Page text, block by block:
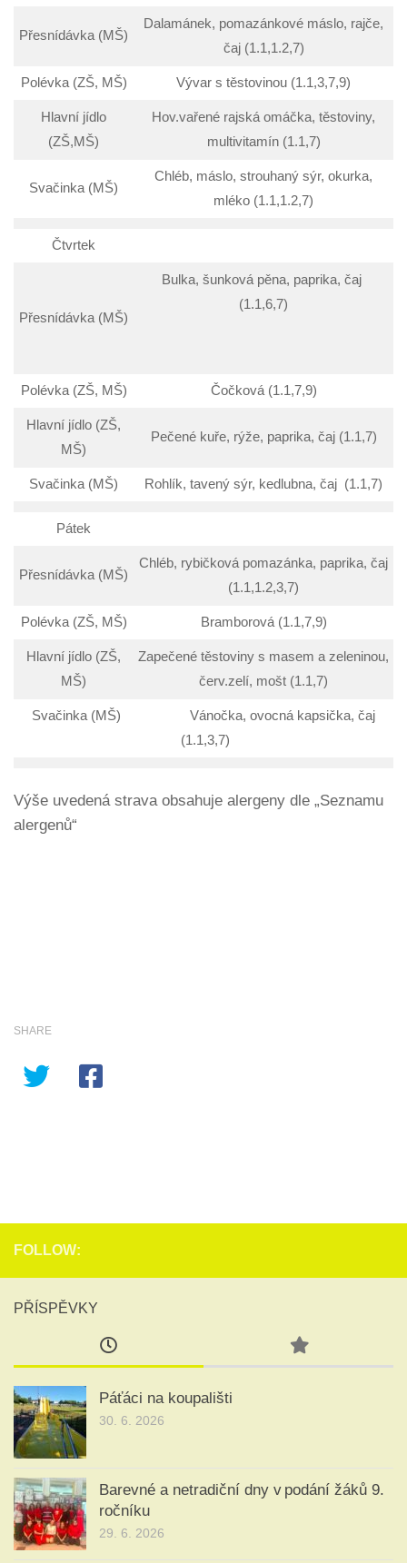
Přesnídávka (MŠ)
Dalamánek, pomazánkové máslo, rajče,
čaj (1.1,1.2,7)
Polévka (ZŠ, MŠ) Vývar s těstovinou (1.1,3,7,9)
Hlavní jídlo
(ZŠ,MŠ)
Hov.vařené rajská omáčka, těstoviny,
multivitamín (1.1,7)
Svačinka (MŠ)
Chléb, máslo, strouhaný sýr, okurka,
mléko (1.1,1.2,7)
Čtvrtek
Přesnídávka (MŠ)
Bulka, šunková pěna, paprika, čaj
(1.1,6,7)
Polévka (ZŠ, MŠ) Čočková (1.1,7,9)
Hlavní jídlo (ZŠ,
MŠ)
Pečené kuře, rýže, paprika, čaj (1.1,7)
Svačinka (MŠ) Rohlík, tavený sýr, kedlubna, čaj (1.1,7)
Pátek
Přesnídávka (MŠ)
Chléb, rybičková pomazánka, paprika, čaj
(1.1,1.2,3,7)
Polévka (ZŠ, MŠ) Bramborová (1.1,7,9)
Hlavní jídlo (ZŠ,
MŠ)
Zapečené těstoviny s masem a zeleninou,
červ.zelí, mošt (1.1,7)
Svačinka (MŠ) Vánočka, ovocná kapsička, čaj
(1.1,3,7)
Výše uvedená strava obsahuje alergeny dle „Seznamu
alergenů“
SHARE
FOLLOW:
PŘÍSPĚVKY
Páťáci na koupališti
30. 6. 2026
Barevné a netradiční dny v podání žáků 9.
ročníku
29. 6. 2026